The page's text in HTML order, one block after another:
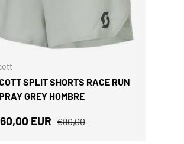
SPLIT SHORTS RACE RUN
GREY HOMBRE
de venta
EUR Precio normal
€80,00
ELEGIR OPCIONES